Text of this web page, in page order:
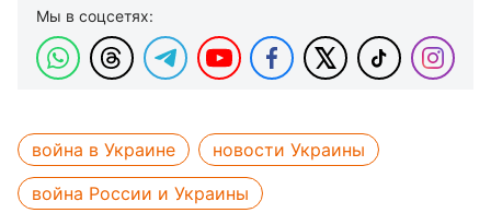
Мы в соцсетях:
война в Украине
новости Украины
война России и Украины